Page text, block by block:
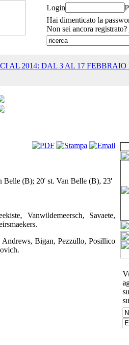
Login
Hai dimenticato la
Non sei ancora registrato?
AL 2014: DAL 3 AL 17 FEBBRAIO
Belle (B); 20' st. Van Belle (B), 23'
Vanwildemeersch, Savaete,
Bigan, Pezzullo, Posillico